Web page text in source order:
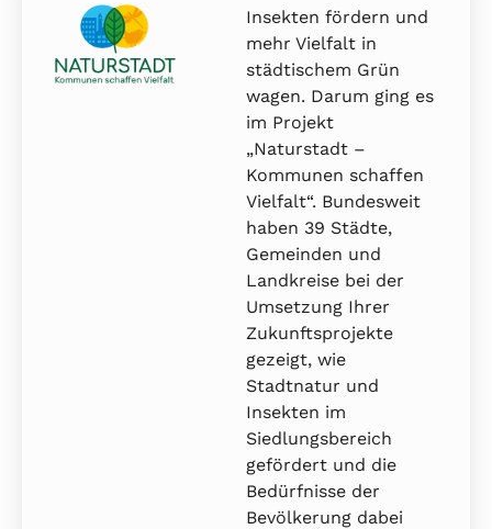
Insekten fördern und
mehr Vielfalt in
städtischem Grün
wagen. Darum ging es
im Projekt
„Naturstadt –
Kommunen schaffen
Vielfalt“. Bundesweit
haben 39 Städte,
Gemeinden und
Landkreise bei der
Umsetzung Ihrer
Zukunftsprojekte
gezeigt, wie
Stadtnatur und
Insekten im
Siedlungsbereich
gefördert und die
Bedürfnisse der
Bevölkerung dabei